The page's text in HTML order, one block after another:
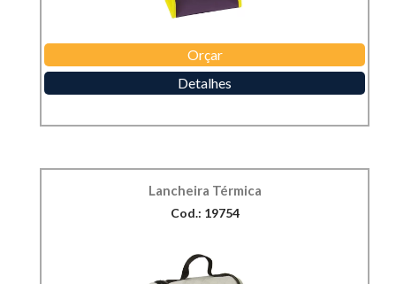
Orçar
Detalhes
Lancheira Térmica
Cod.: 19754